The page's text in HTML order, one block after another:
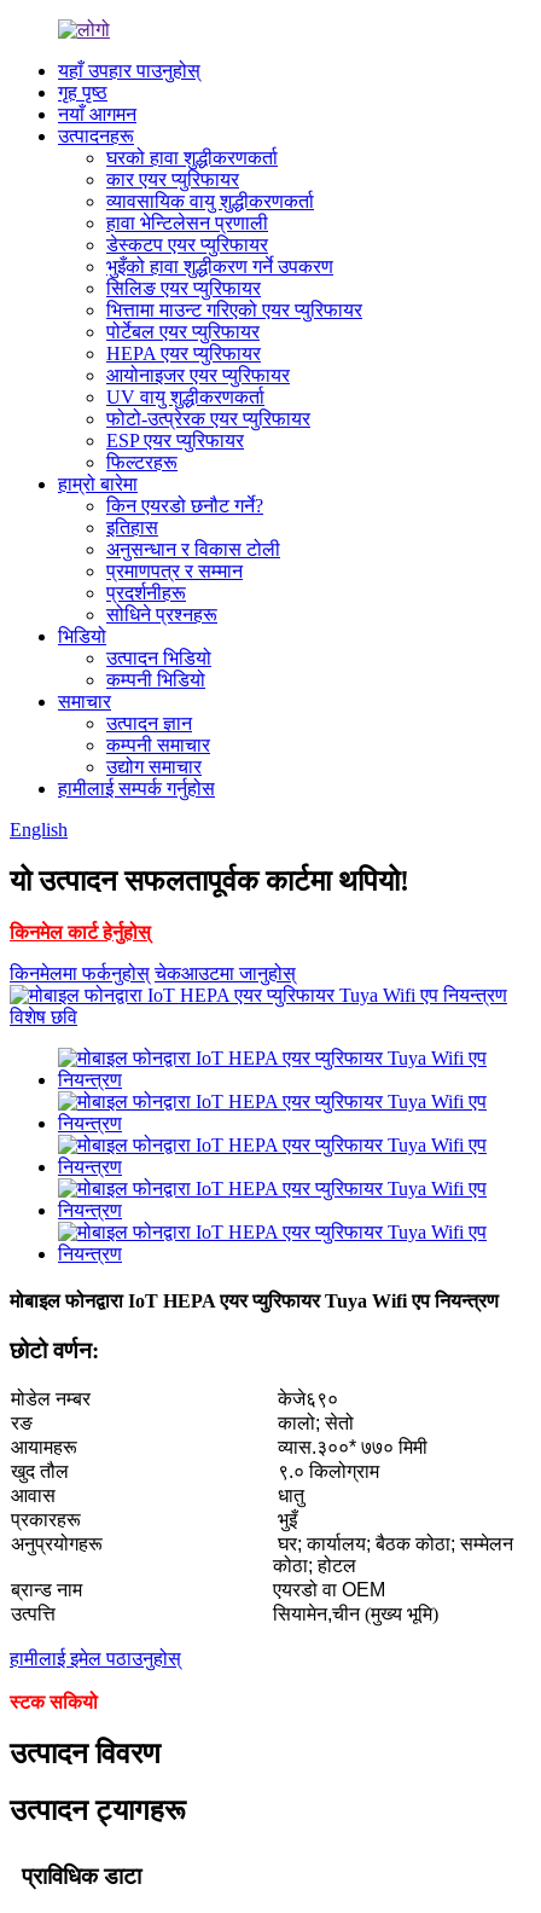
यहाँ उपहार पाउनुहोस्
गृह पृष्ठ
नयाँ आगमन
उत्पादनहरू
घरको हावा शुद्धीकरणकर्ता
कार एयर प्युरिफायर
व्यावसायिक वायु शुद्धीकरणकर्ता
हावा भेन्टिलेसन प्रणाली
डेस्कटप एयर प्युरिफायर
भुइँको हावा शुद्धीकरण गर्ने उपकरण
सिलिङ एयर प्युरिफायर
भित्तामा माउन्ट गरिएको एयर प्युरिफायर
पोर्टेबल एयर प्युरिफायर
HEPA एयर प्युरिफायर
आयोनाइजर एयर प्युरिफायर
UV वायु शुद्धीकरणकर्ता
फोटो-उत्प्रेरक एयर प्युरिफायर
ESP एयर प्युरिफायर
फिल्टरहरू
हाम्रो बारेमा
किन एयरडो छनौट गर्ने?
इतिहास
अनुसन्धान र विकास टोली
प्रमाणपत्र र सम्मान
प्रदर्शनीहरू
सोधिने प्रश्नहरू
भिडियो
उत्पादन भिडियो
कम्पनी भिडियो
समाचार
उत्पादन ज्ञान
कम्पनी समाचार
उद्योग समाचार
हामीलाई सम्पर्क गर्नुहोस
English
यो उत्पादन सफलतापूर्वक कार्टमा थपियो!
किनमेल कार्ट हेर्नुहोस्
किनमेलमा फर्कनुहोस् चेकआउटमा जानुहोस्
मोबाइल फोनद्वारा IoT HEPA एयर प्युरिफायर Tuya Wifi एप नियन्त्रण
छोटो वर्णन:
मोडेल नम्बर
केजे६९०
रङ
कालो; सेतो
आयामहरू
व्यास.३००* ७७० मिमी
खुद तौल
९.० किलोग्राम
आवास
धातु
प्रकारहरू
भुइँ
अनुप्रयोगहरू
घर; कार्यालय; बैठक कोठा; सम्मेलन
कोठा; होटल
ब्रान्ड नाम
एयरडो वा OEM
उत्पत्ति
सियामेन,चीन (मुख्य भूमि)
हामीलाई इमेल पठाउनुहोस्
स्टक सकियो
उत्पादन विवरण
उत्पादन ट्यागहरू
प्राविधिक डाटा